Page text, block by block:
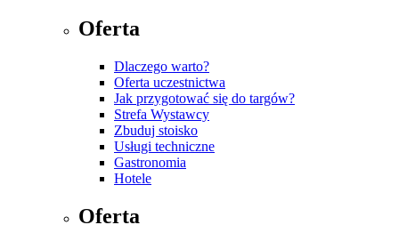
Oferta
Dlaczego warto?
Oferta uczestnictwa
Jak przygotować się do targów?
Strefa Wystawcy
Zbuduj stoisko
Usługi techniczne
Gastronomia
Hotele
Oferta